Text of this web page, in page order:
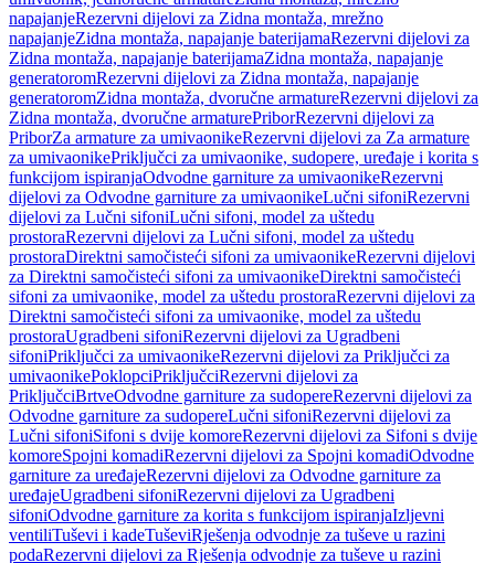
napajanjeRezervni dijelovi za Zidna montaža, mrežno
napajanjeZidna montaža, napajanje baterijamaRezervni dijelovi za
Zidna montaža, napajanje baterijamaZidna montaža, napajanje
generatoromRezervni dijelovi za Zidna montaža, napajanje
generatoromZidna montaža, dvoručne armatureRezervni dijelovi za
Zidna montaža, dvoručne armaturePriborRezervni dijelovi za
PriborZa armature za umivaonikeRezervni dijelovi za Za armature
za umivaonikePriključci za umivaonike, sudopere, uređaje i korita s
funkcijom ispiranjaOdvodne garniture za umivaonikeRezervni
dijelovi za Odvodne garniture za umivaonikeLučni sifoniRezervni
dijelovi za Lučni sifoniLučni sifoni, model za uštedu
prostoraRezervni dijelovi za Lučni sifoni, model za uštedu
prostoraDirektni samočisteći sifoni za umivaonikeRezervni dijelovi
za Direktni samočisteći sifoni za umivaonikeDirektni samočisteći
sifoni za umivaonike, model za uštedu prostoraRezervni dijelovi za
Direktni samočisteći sifoni za umivaonike, model za uštedu
prostoraUgradbeni sifoniRezervni dijelovi za Ugradbeni
sifoniPriključci za umivaonikeRezervni dijelovi za Priključci za
umivaonikePoklopciPriključciRezervni dijelovi za
PriključciBrtveOdvodne garniture za sudopereRezervni dijelovi za
Odvodne garniture za sudopereLučni sifoniRezervni dijelovi za
Lučni sifoniSifoni s dvije komoreRezervni dijelovi za Sifoni s dvije
komoreSpojni komadiRezervni dijelovi za Spojni komadiOdvodne
garniture za uređajeRezervni dijelovi za Odvodne garniture za
uređajeUgradbeni sifoniRezervni dijelovi za Ugradbeni
sifoniOdvodne garniture za korita s funkcijom ispiranjaIzljevni
ventiliTuševi i kadeTuševiRješenja odvodnje za tuševe u razini
podaRezervni dijelovi za Rješenja odvodnje za tuševe u razini